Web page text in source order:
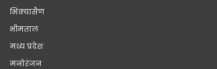
भिक्यासैण
भीमताल
मध्य प्रदेश
मनोरंजन